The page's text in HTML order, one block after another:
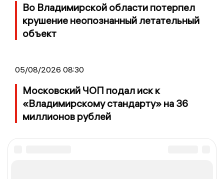
Во Владимирской области потерпел
крушение неопознанный летательный
объект
05/08/2026 08:30
Московский ЧОП подал иск к
«Владимирскому стандарту» на 36
миллионов рублей